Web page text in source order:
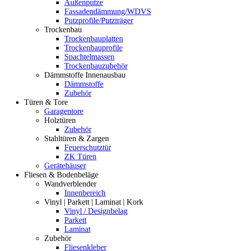
Außenputze
Fassadendämmung/WDVS
Putzprofile/Putzträger
Trockenbau
Trockenbauplatten
Trockenbauprofile
Spachtelmassen
Trockenbauzubehör
Dämmstoffe Innenausbau
Dämmstoffe
Zubehör
Türen & Tore
Garagentore
Holztüren
Zubehör
Stahltüren & Zargen
Feuerschutztür
ZK Türen
Gerätehäuser
Fliesen & Bodenbeläge
Wandverblender
Innenbereich
Vinyl | Parkett | Laminat | Kork
Vinyl / Designbelag
Parkett
Laminat
Zubehör
Fliesenkleber